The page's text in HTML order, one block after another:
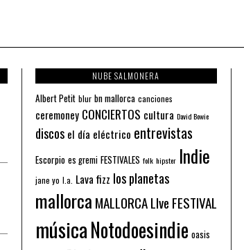
NUBE SALMONERA
Albert Petit blur bn mallorca canciones
ceremoney CONCIERTOS cultura David Bowie
discos el día eléctrico entrevistas
Escorpio es gremi FESTIVALES folk hipster Indie
jane yo l.a. Lava fizz los planetas
mallorca MALLORCA LIve FESTIVAL
músicaNotodoesindie oasis